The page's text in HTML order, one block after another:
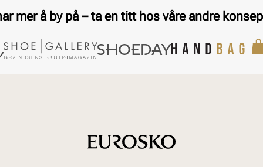
mer å by på – ta en titt hos våre andre